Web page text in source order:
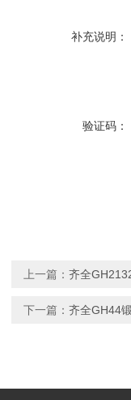
补充说明：
验证码：
上一篇： 齐全
下一篇： 齐全GH44